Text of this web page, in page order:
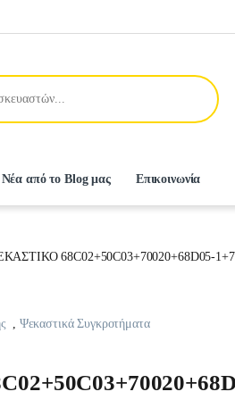
Νέα από το Blog μας Επικοινωνία
68C02+50C03+70020+68D05-
, Ψεκαστικά Συγκροτήματα